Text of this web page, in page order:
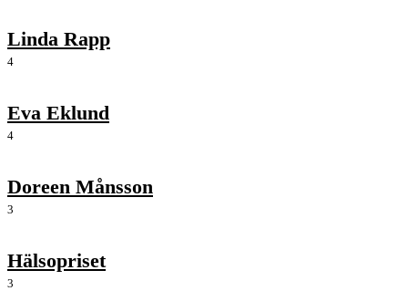
Linda Rapp
4
Eva Eklund
4
Doreen Månsson
3
Hälsopriset
3